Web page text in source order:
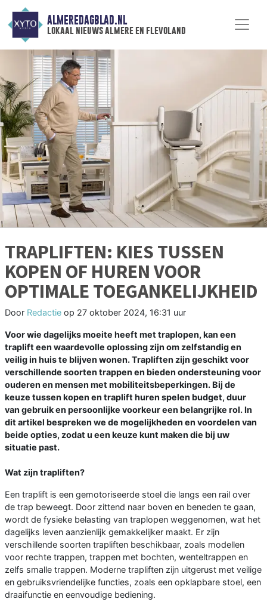
ALMEREDAGBLAD.NL
lokaal nieuws almere en flevoland
TRAPLIFTEN: KIES TUSSEN
KOPEN OF HUREN VOOR
OPTIMALE TOEGANKELIJKHEID
Door Redactie op 27 oktober 2024, 16:31 uur
Voor wie dagelijks moeite heeft met traplopen, kan een
traplift een waardevolle oplossing zijn om zelfstandig en
veilig in huis te blijven wonen. Trapliften zijn geschikt voor
verschillende soorten trappen en bieden ondersteuning voor
ouderen en mensen met mobiliteitsbeperkingen. Bij de
keuze tussen kopen en traplift huren spelen budget, duur
van gebruik en persoonlijke voorkeur een belangrijke rol. In
dit artikel bespreken we de mogelijkheden en voordelen van
beide opties, zodat u een keuze kunt maken die bij uw
situatie past.
Wat zijn trapliften?
Een traplift is een gemotoriseerde stoel die langs een rail over
de trap beweegt. Door zittend naar boven en beneden te gaan,
wordt de fysieke belasting van traplopen weggenomen, wat het
dagelijks leven aanzienlijk gemakkelijker maakt. Er zijn
verschillende soorten trapliften beschikbaar, zoals modellen
voor rechte trappen, trappen met bochten, wenteltrappen en
zelfs smalle trappen. Moderne trapliften zijn uitgerust met veilige
en gebruiksvriendelijke functies, zoals een opklapbare stoel, een
draaifunctie en eenvoudige bediening.